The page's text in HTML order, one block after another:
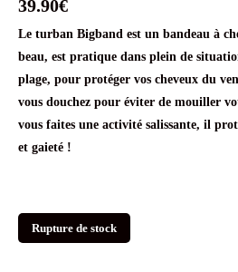
39.90€
Le turban Bigband est un bandeau à
beau, est pratique dans plein de
plage, pour protéger vos cheveux du
vous douchez pour éviter de mouiller
vous faites une activité salissante, il
et gaieté !
Rupture de stock